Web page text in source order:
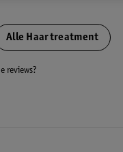
Alle Haartreatment
reviews?